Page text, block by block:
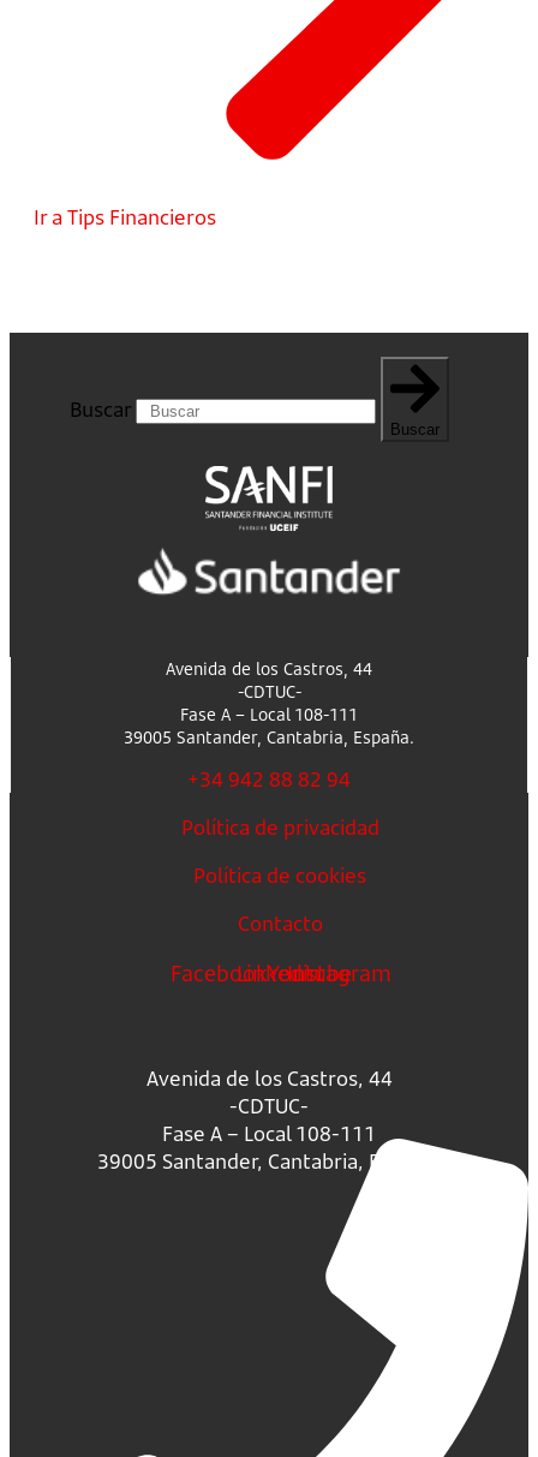
Ir a Tips Financieros
Buscar
Buscar
Avenida de los Castros, 44
-CDTUC-
Fase A – Local 108-111
39005 Santander, Cantabria, España.
+34 942 88 82 94
Política de privacidad
Política de cookies
Contacto
FacebookLinkedin
Youtube
Instagram
Avenida de los Castros, 44
-CDTUC-
Fase A – Local 108-111
39005 Santander, Cantabria, España.